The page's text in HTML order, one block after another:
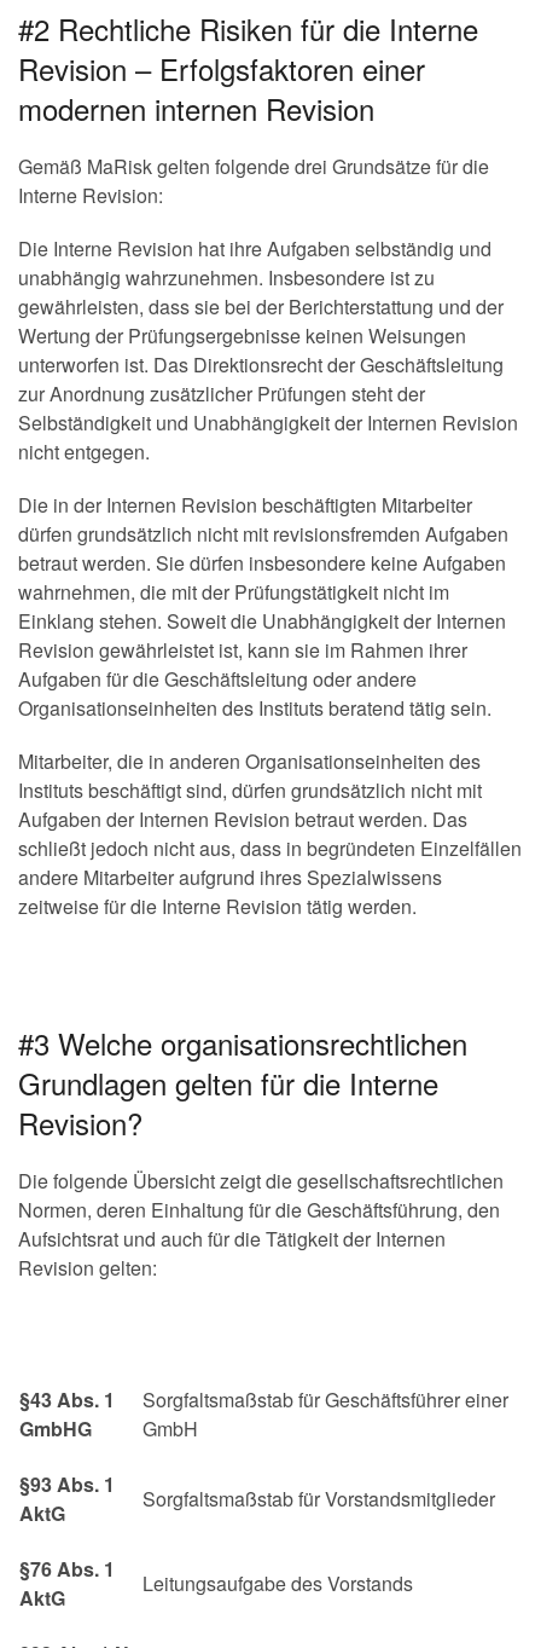
#2 Rechtliche Risiken für die Interne
Revision – Erfolgsfaktoren einer
modernen internen Revision
Gemäß MaRisk gelten folgende drei Grundsätze für die
Interne Revision:
Die Interne Revision hat ihre Aufgaben selbständig und
unabhängig wahrzunehmen. Insbesondere ist zu
gewährleisten, dass sie bei der Berichterstattung und der
Wertung der Prüfungsergebnisse keinen Weisungen
unterworfen ist. Das Direktionsrecht der Geschäftsleitung
zur Anordnung zusätzlicher Prüfungen steht der
Selbständigkeit und Unabhängigkeit der Internen Revision
nicht entgegen.
Die in der Internen Revision beschäftigten Mitarbeiter
dürfen grundsätzlich nicht mit revisionsfremden Aufgaben
betraut werden. Sie dürfen insbesondere keine Aufgaben
wahrnehmen, die mit der Prüfungstätigkeit nicht im
Einklang stehen. Soweit die Unabhängigkeit der Internen
Revision gewährleistet ist, kann sie im Rahmen ihrer
Aufgaben für die Geschäftsleitung oder andere
Organisationseinheiten des Instituts beratend tätig sein.
Mitarbeiter, die in anderen Organisationseinheiten des
Instituts beschäftigt sind, dürfen grundsätzlich nicht mit
Aufgaben der Internen Revision betraut werden. Das
schließt jedoch nicht aus, dass in begründeten Einzelfällen
andere Mitarbeiter aufgrund ihres Spezialwissens
zeitweise für die Interne Revision tätig werden.
#3 Welche organisationsrechtlichen
Grundlagen gelten für die Interne
Revision?
Die folgende Übersicht zeigt die gesellschaftsrechtlichen
Normen, deren Einhaltung für die Geschäftsführung, den
Aufsichtsrat und auch für die Tätigkeit der Internen
Revision gelten:
§43 Abs. 1
GmbHG
Sorgfaltsmaßstab für Geschäftsführer einer
GmbH
§93 Abs. 1
AktG
Sorgfaltsmaßstab für Vorstandsmitglieder
§76 Abs. 1
AktG
Leitungsaufgabe des Vorstands